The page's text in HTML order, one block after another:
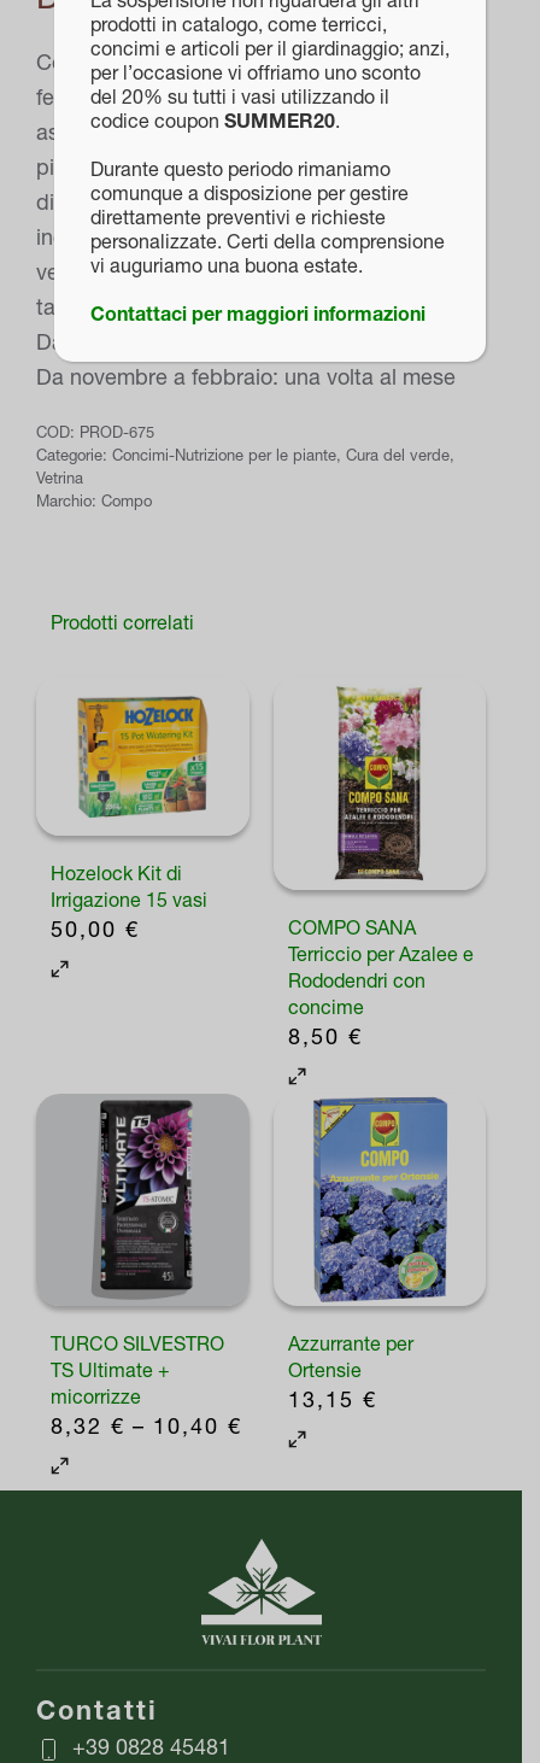
Concime minerale ad alto tenore di azoto e di
ferro, gli elementi nutritivi fondamentali per
assicurare una crescita rigogliosa di tutte le
piante verdi e per promuovere la produzione
di clorofilla, prevenendo così clorosi e
ingiallimenti fogliari. Ideale per tutte le piante
verdi d’appartamento o da balcone Fino a
tacca Litro d’acqua I 1 II 2 III 3 Tappo colmo 5
Da marzo a ottobre: una volta alla settimana
Da novembre a febbraio: una volta al mese
COD: PROD-675
Categorie: Concimi-Nutrizione per le piante, Cura del verde,
Vetrina
Marchio: Compo
Prodotti correlati
Hozelock Kit di
Irrigazione 15 vasi
50,00 €
COMPO SANA
Terriccio per Azalee e
Rododendri con
concime
8,50 €
TURCO SILVESTRO
TS Ultimate +
micorrizze
8,32 € – 10,40 € FASCIA
PREZZO:
8,32 €
A
10,40 €
Questo
prodotto
possono
essere
Azzurrante per
Ortensie
13,15 €
Contatti
+39 0828 45481
prodotti in catalogo, come terricci,
concimi e articoli per il giardinaggio; anzi,
per l’occasione vi offriamo uno sconto
del 20% su tutti i vasi utilizzando il
codice coupon SUMMER20.
Durante questo periodo rimaniamo
comunque a disposizione per gestire
direttamente preventivi e richieste
personalizzate. Certi della comprensione
vi auguriamo una buona estate.
Contattaci per maggiori informazioni